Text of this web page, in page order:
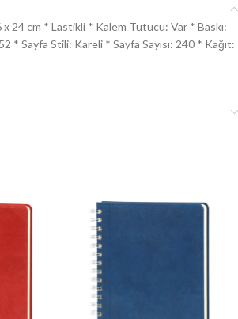
24 cm * Lastikli * Kalem Tutucu: Var * Baskı:
* Sayfa Stili: Kareli * Sayfa Sayısı: 240 * Kağıt: